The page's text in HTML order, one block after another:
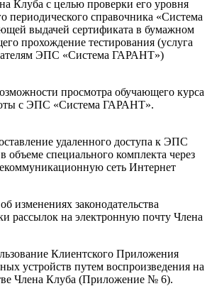
Клуба с целью проверки его уровня
периодического справочника «Система
выдачей сертификата в бумажном
прохождение тестирования (услуга
ЭПС «Система ГАРАНТ»)
просмотра обучающего курса
с ЭПС «Система ГАРАНТ».
удаленного доступа к ЭПС
специального комплекта через
сеть Интернет
изменениях законодательства
рассылок на электронную почту Члена
Клиентского Приложения
устройств путем воспроизведения на
Члена Клуба (Приложение № 6).